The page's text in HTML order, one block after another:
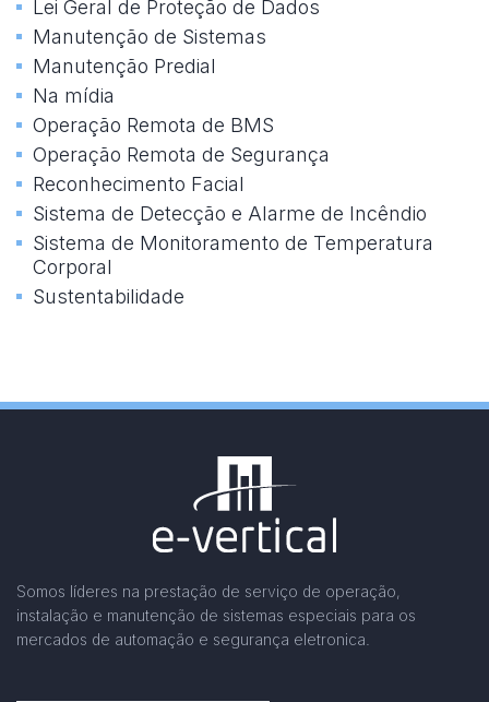
Lei Geral de Proteção de Dados
Manutenção de Sistemas
Manutenção Predial
Na mídia
Operação Remota de BMS
Operação Remota de Segurança
Reconhecimento Facial
Sistema de Detecção e Alarme de Incêndio
Sistema de Monitoramento de Temperatura
Corporal
Sustentabilidade
Somos líderes na prestação de serviço de operação,
instalação e manutenção de sistemas especiais para os
mercados de automação e segurança eletronica.